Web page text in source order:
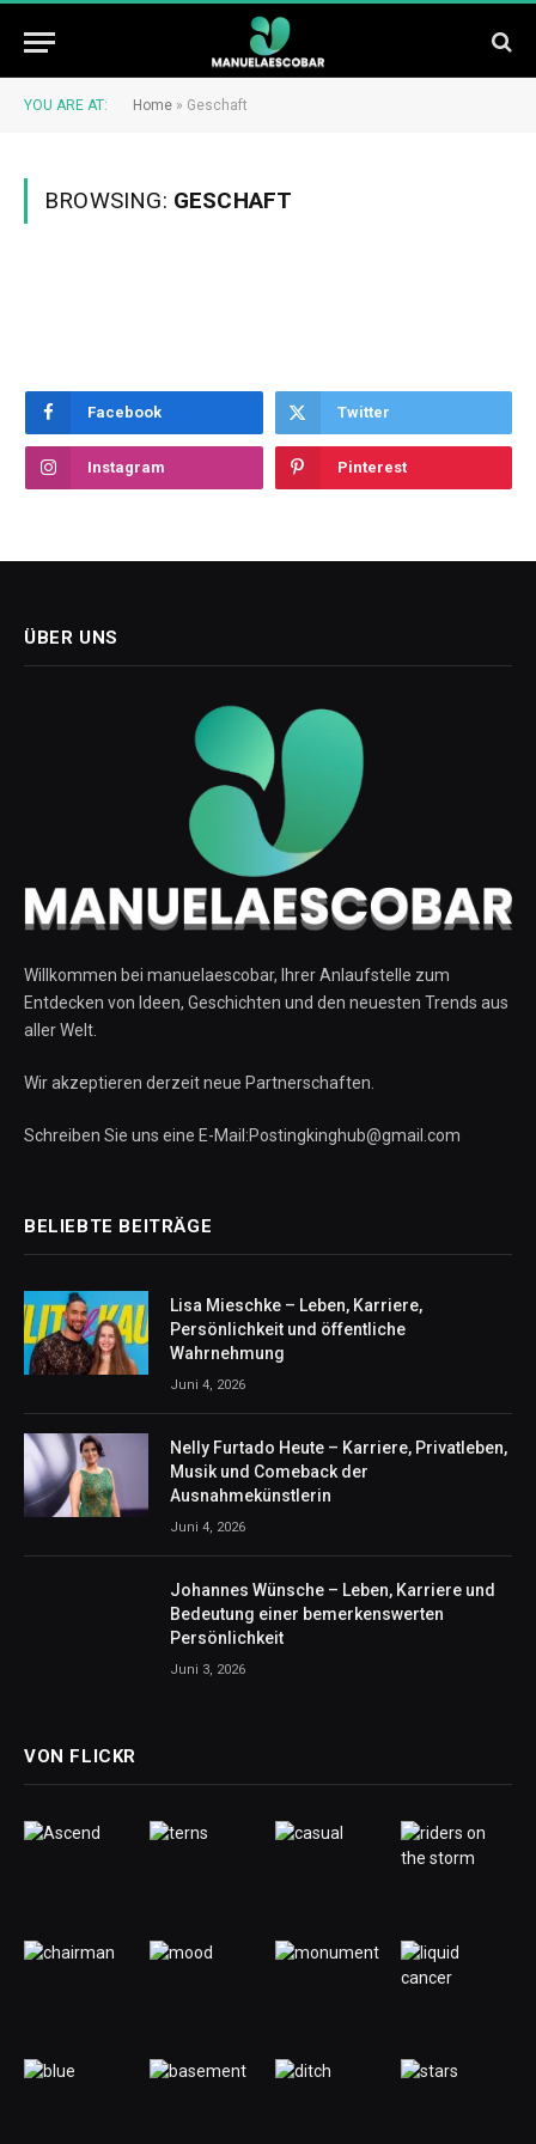
YOU ARE AT: Home » Geschaft
BROWSING: GESCHAFT
Facebook Twitter
Instagram Pinterest
ÜBER UNS
Willkommen bei manuelaescobar, Ihrer Anlaufstelle zum
Entdecken von Ideen, Geschichten und den neuesten Trends aus
aller Welt.
Wir akzeptieren derzeit neue Partnerschaften.
Schreiben Sie uns eine E-Mail:Postingkinghub@gmail.com
BELIEBTE BEITRÄGE
Lisa Mieschke – Leben, Karriere,
Persönlichkeit und öffentliche
Wahrnehmung
Juni 4, 2026
Nelly Furtado Heute – Karriere, Privatleben,
Musik und Comeback der
Ausnahmekünstlerin
Juni 4, 2026
Johannes Wünsche – Leben, Karriere und
Bedeutung einer bemerkenswerten
Persönlichkeit
Juni 3, 2026
VON FLICKR